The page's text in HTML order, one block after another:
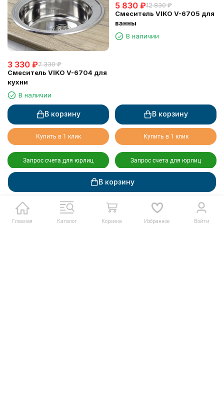
В корзину
3 330 ₽7 330 ₽
Смеситель VIKO V-6704 для
кухни
В наличии
В корзину
Купить в 1 клик
Запрос счета для юрлиц
5 830 ₽12 830 ₽
Смеситель VIKO V-6705 для
ванны
В наличии
В корзину
Купить в 1 клик
Запрос счета для юрлиц
Главная Каталог Корзина Избранное Войти